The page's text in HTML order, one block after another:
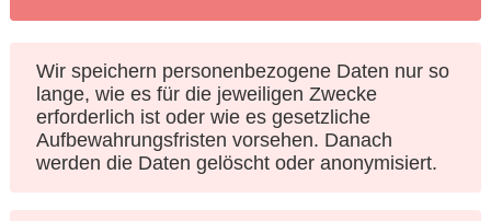
Wir speichern personenbezogene Daten nur so
lange, wie es für die jeweiligen Zwecke
erforderlich ist oder wie es gesetzliche
Aufbewahrungsfristen vorsehen. Danach
werden die Daten gelöscht oder anonymisiert.